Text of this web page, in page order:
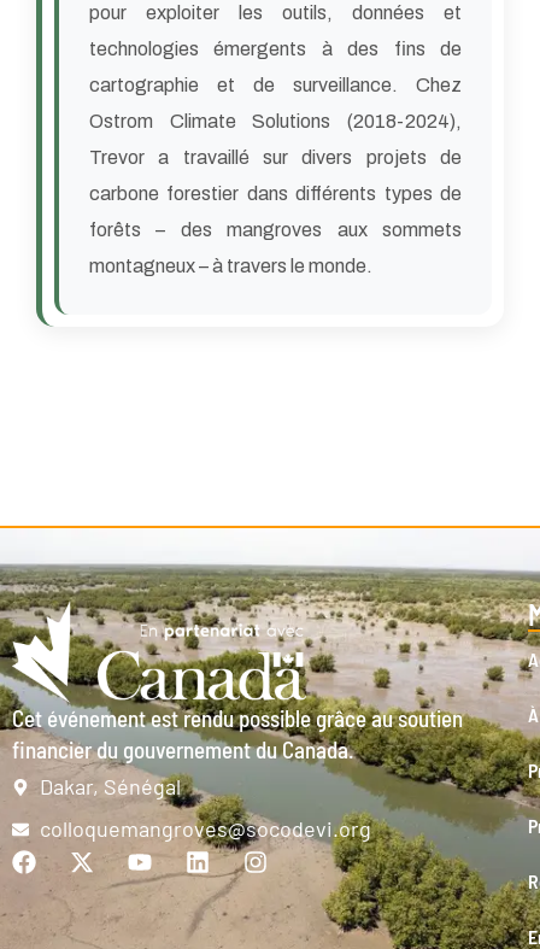
pour exploiter les outils, données et
technologies émergents à des fins de
cartographie et de surveillance. Chez
Ostrom Climate Solutions (2018-2024),
Trevor a travaillé sur divers projets de
carbone forestier dans différents types de
forêts – des mangroves aux sommets
montagneux – à travers le monde.
Cet événement est rendu possible grâce au soutien
financier du gouvernement du Canada.
Dakar, Sénégal
colloquemangroves@socodevi.org